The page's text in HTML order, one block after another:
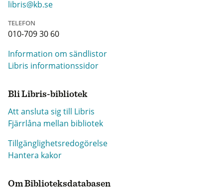
libris@kb.se
TELEFON
010-709 30 60
Information om sändlistor
Libris informationssidor
Bli Libris-bibliotek
Att ansluta sig till Libris
Fjärrlåna mellan bibliotek
Tillgänglighetsredogörelse
Hantera kakor
Om Biblioteksdatabasen